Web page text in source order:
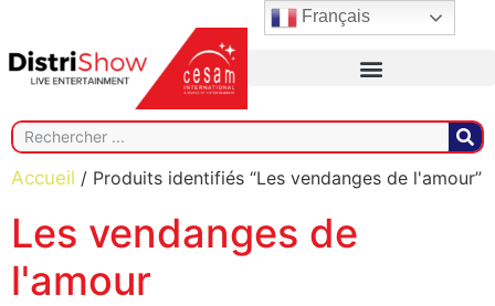
Accueil / Produits identifiés “Les vendanges de l'amour”
Les vendanges de
l'amour
Français